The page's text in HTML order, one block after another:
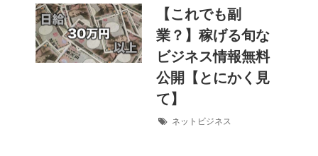
【これでも副
業？】稼げる旬な
ビジネス情報無料
公開【とにかく見
て】
ネットビジネス